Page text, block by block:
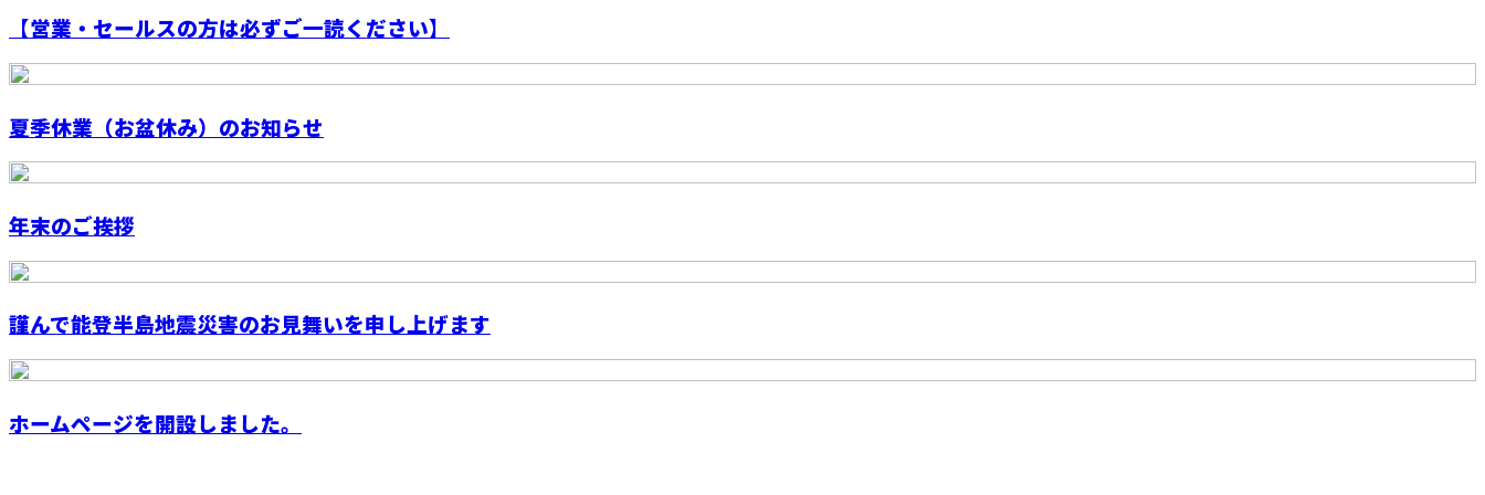
【営業・セールスの方は必ずご一読ください】
夏季休業（お盆休み）のお知らせ
年末のご挨拶
謹んで能登半島地震災害のお見舞いを申し上げます
ホームページを開設しました。